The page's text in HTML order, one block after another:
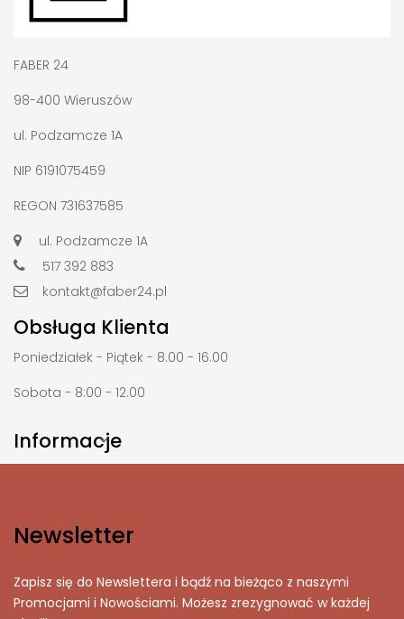
FABER 24
98-400 Wieruszów
ul. Podzamcze 1A
NIP 6191075459
REGON 731637585
ul. Podzamcze 1A
517 392 883
kontakt@faber24.pl
Obsługa Klienta
Poniedziałek - Piątek - 8.00 - 16.00
Sobota - 8:00 - 12.00
Informacje

Newsletter
Zapisz się do Newslettera i bądź na bieżąco z naszymi
Promocjami i Nowościami. Możesz zrezygnować w każdej